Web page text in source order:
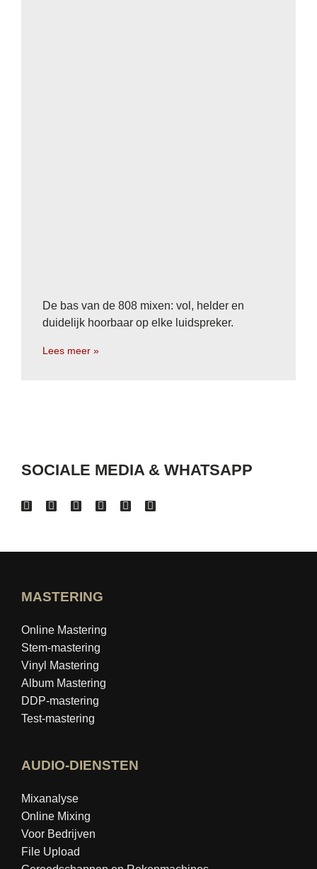
De bas van de 808 mixen: vol, helder en
duidelijk hoorbaar op elke luidspreker.
Lees meer »
SOCIALE MEDIA & WHATSAPP
MASTERING
Online Mastering
Stem-mastering
Vinyl Mastering
Album Mastering
DDP-mastering
Test-mastering
AUDIO-DIENSTEN
Mixanalyse
Online Mixing
Voor Bedrijven
File Upload